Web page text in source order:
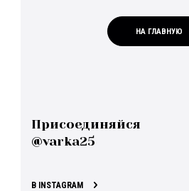
НА ГЛАВНУЮ
Присоединяйся
@varka25
В INSTAGRAM